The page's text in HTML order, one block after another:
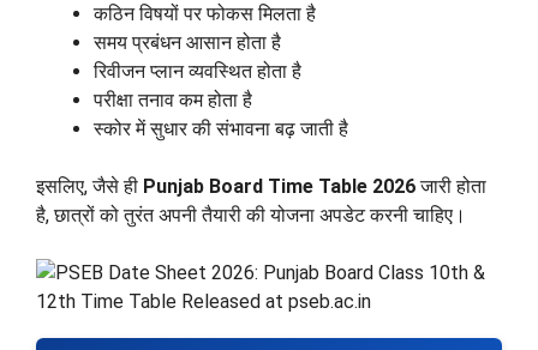
कठिन विषयों पर फोकस मिलता है
समय प्रबंधन आसान होता है
रिवीजन प्लान व्यवस्थित होता है
परीक्षा तनाव कम होता है
स्कोर में सुधार की संभावना बढ़ जाती है
इसलिए, जैसे ही Punjab Board Time Table 2026जारी होता
है, छात्रों को तुरंत अपनी तैयारी की योजना अपडेट करनी चाहिए।